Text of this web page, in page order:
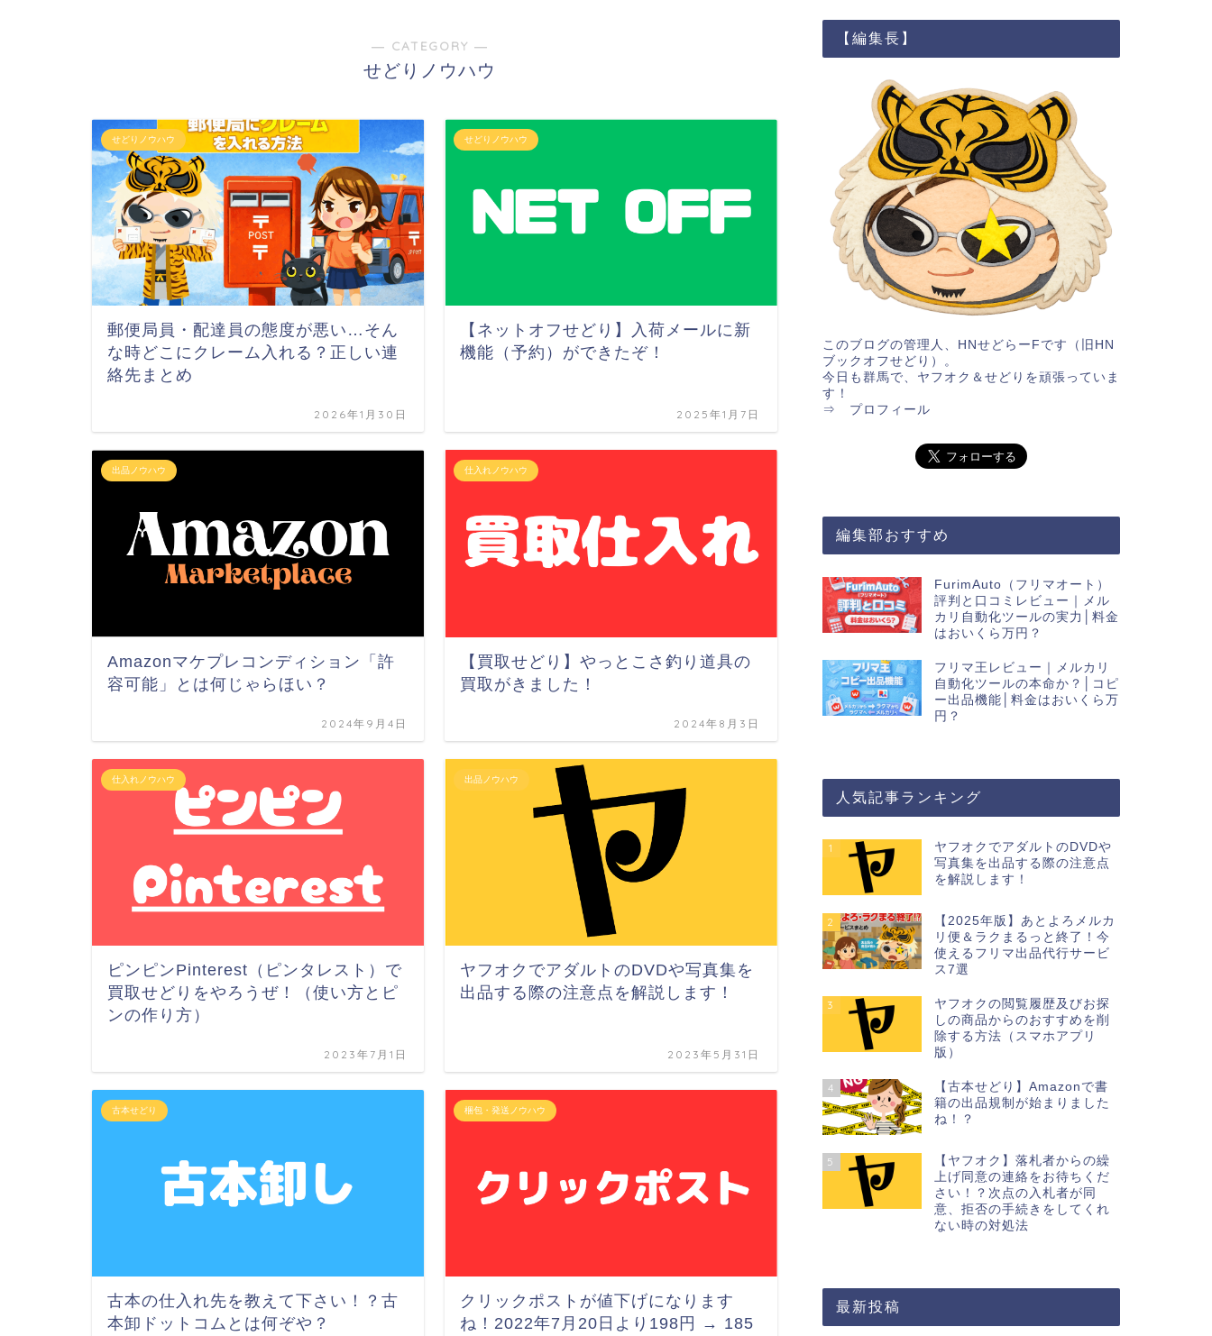
― CATEGORY ―
せどりノウハウ
せどりノウハウ
郵便局員・配達員の態度が悪い…そん
な時どこにクレーム入れる？正しい連
絡先まとめ
2026年1月30日
せどりノウハウ
【ネットオフせどり】入荷メールに新
機能（予約）ができたぞ！
2025年1月7日
出品ノウハウ
Amazonマケプレコンディション「許
容可能」とは何じゃらほい？
2024年9月4日
仕入れノウハウ
【買取せどり】やっとこさ釣り道具の
買取がきました！
2024年8月3日
仕入れノウハウ
ピンピンPinterest（ピンタレスト）で
買取せどりをやろうぜ！（使い方とピ
ンの作り方）
2023年7月1日
出品ノウハウ
ヤフオクでアダルトのDVDや写真集を
出品する際の注意点を解説します！
2023年5月31日
古本せどり
古本の仕入れ先を教えて下さい！？古
本卸ドットコムとは何ぞや？
梱包・発送ノウハウ
クリックポストが値下げになります
ね！2022年7月20日より198円 → 185
【編集長】
このブログの管理人、HNせどらーFです（旧HN
ブックオフせどり）。
今日も群馬で、ヤフオク＆せどりを頑張っていま
す！
⇒ プロフィール
編集部おすすめ
FurimAuto（フリマオート）
評判と口コミレビュー｜メル
カリ自動化ツールの実力│料金
はおいくら万円？
フリマ王レビュー｜メルカリ
自動化ツールの本命か？│コピ
ー出品機能│料金はおいくら万
円？
人気記事ランキング
1
ヤフオクでアダルトのDVDや
写真集を出品する際の注意点
を解説します！
2
【2025年版】あとよろメルカ
リ便＆ラクまるっと終了！今
使えるフリマ出品代行サービ
ス7選
3
ヤフオクの閲覧履歴及びお探
しの商品からのおすすめを削
除する方法（スマホアプリ
版）
4
【古本せどり】Amazonで書
籍の出品規制が始まりました
ね！？
5
【ヤフオク】落札者からの繰
上げ同意の連絡をお待ちくだ
さい！？次点の入札者が同
意、拒否の手続きをしてくれ
ない時の対処法
最新投稿